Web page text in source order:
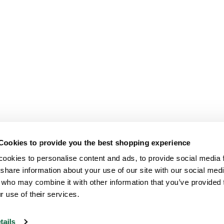
to provide you the best shopping experience
to personalise content and ads, to provide social
information about your use of our site with our social
may combine it with other information that you’ve
use of their services.